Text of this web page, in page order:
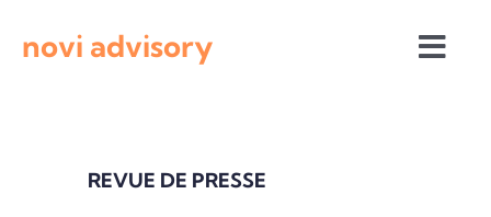
novi advisory
Actualités institutionnelles
REVUE DE PRESSE